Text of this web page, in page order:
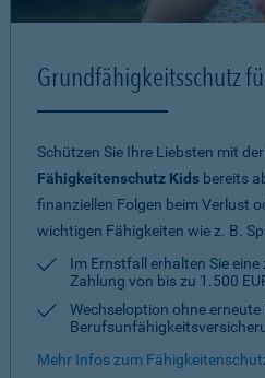
Grundfähigkeitsschutz
Schützen Sie Ihre Liebsten mit der
Fähigkeitenschutz Kids bereits
finanziellen Folgen beim Verlust
wichtigen Fähigkeiten wie z. B.
Im Ernstfall erhalten Sie
Zahlung von bis zu 1.500
Wechseloption ohne
Mehr Infos zum